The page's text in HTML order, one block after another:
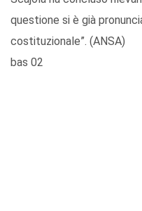
questione si è già
costituzionale”. (ANSA)
bas 02